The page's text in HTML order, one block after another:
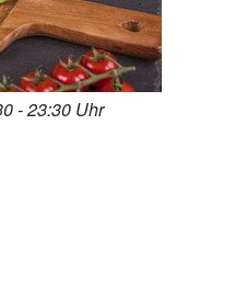
- 23:30 Uhr